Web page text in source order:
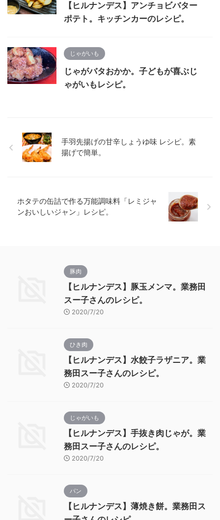
【ヒルナンデス】アンチョビバター
ポテト。キッチンカーのレシピ。
じゃがいも
じゃがバタおかか。子どもが喜ぶじ
ゃがいもレシピ。
手羽先揚げの甘辛しょうゆ味 レシピ。素
揚げで簡単。
ホタテの缶詰で作る万能調味料「レミジャ
ンおいしいジャン」レシピ。
豚肉
【ヒルナンデス】豚玉メンマ。業務田
スー子さんのレシピ。
2020/7/20
ひき肉
【ヒルナンデス】水餃子ラザニア。業
務田スー子さんのレシピ。
2020/7/20
じゃがいも
【ヒルナンデス】手抜き肉じゃが。業
務田スー子さんのレシピ。
2020/7/20
パン
【ヒルナンデス】薄焼き餅。業務田ス